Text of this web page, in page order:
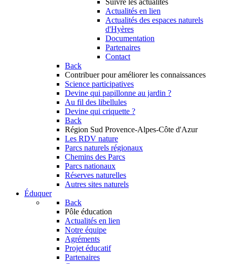
Suivre les actualités
Actualités en lien
Actualités des espaces naturels
d'Hyères
Documentation
Partenaires
Contact
Back
Contribuer pour améliorer les connaissances
Science participatives
Devine qui papillonne au jardin ?
Au fil des libellules
Devine qui criquette ?
Back
Région Sud Provence-Alpes-Côte d'Azur
Les RDV nature
Parcs naturels régionaux
Chemins des Parcs
Parcs nationaux
Réserves naturelles
Autres sites naturels
Éduquer
Back
Pôle éducation
Actualités en lien
Notre équipe
Agréments
Projet éducatif
Partenaires